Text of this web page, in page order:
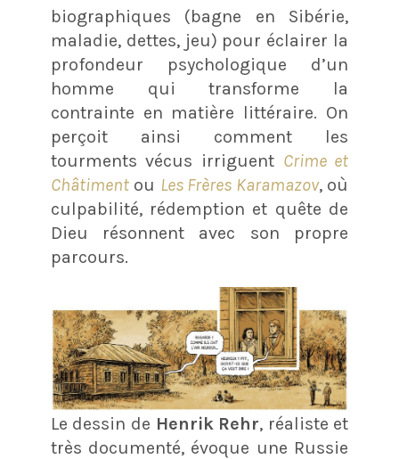
biographiques (bagne en Sibérie,
maladie, dettes, jeu) pour éclairer la
profondeur psychologique d’un
homme qui transforme la
contrainte en matière littéraire. On
perçoit ainsi comment les
tourments vécus irriguent Crime et
Châtiment ou Les Frères Karamazov, où
culpabilité, rédemption et quête de
Dieu résonnent avec son propre
parcours.
Le dessin de Henrik Rehr, réaliste et
très documenté, évoque une Russie